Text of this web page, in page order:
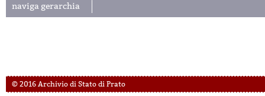
naviga gerarchia
© 2016 Archivio di Stato di Prato